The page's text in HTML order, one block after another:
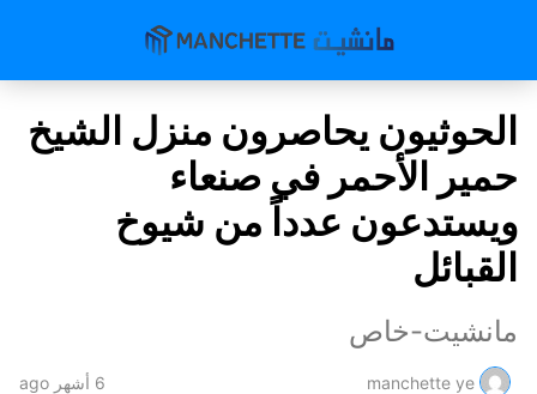
الحوثيون يحاصرون منزل الشيخ
حمير الأحمر في صنعاء
ويستدعون عدداً من شيوخ
القبائل
مانشيت-خاص
manchette ye 6 أشهر ago